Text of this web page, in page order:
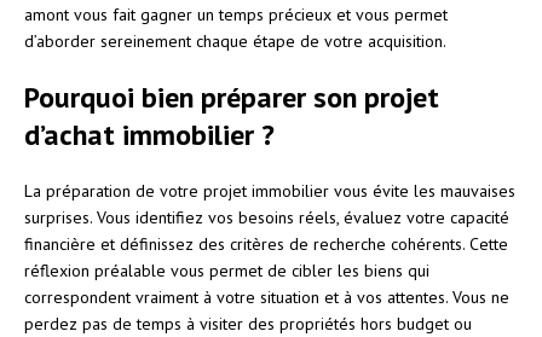
amont vous fait gagner un temps précieux et vous permet
d’aborder sereinement chaque étape de votre acquisition.
Pourquoi bien préparer son projet
d’achat immobilier ?
La préparation de votre projet immobilier vous évite les mauvaises
surprises. Vous identifiez vos besoins réels, évaluez votre capacité
financière et définissez des critères de recherche cohérents. Cette
réflexion préalable vous permet de cibler les biens qui
correspondent vraiment à votre situation et à vos attentes. Vous ne
perdez pas de temps à visiter des propriétés hors budget ou